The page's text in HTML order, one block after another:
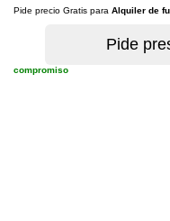
Pide precio Gratis para Alquiler de
compromiso